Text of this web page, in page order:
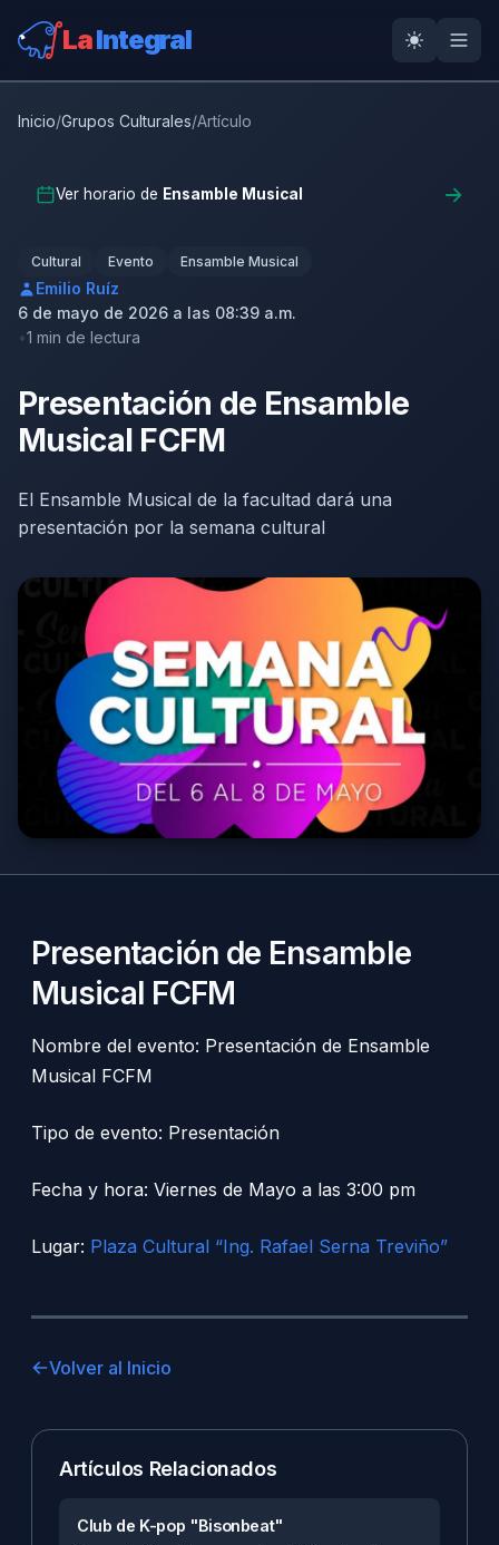
LaIntegral
Inicio/Grupos Culturales/Artículo
Ver horario de Ensamble Musical
Cultural Evento Ensamble Musical
Emilio Ruíz
6 de mayo de 2026 a las 08:39 a.m.
1 min de lectura
Presentación de Ensamble
Musical FCFM
El Ensamble Musical de la facultad dará una
presentación por la semana cultural
Presentación de Ensamble
Musical FCFM
Nombre del evento: Presentación de Ensamble
Musical FCFM
Tipo de evento: Presentación
Fecha y hora: Viernes de Mayo a las 3:00 pm
Lugar: Plaza Cultural “Ing. Rafael Serna Treviño”
Volver al Inicio
Artículos Relacionados
Club de K-pop "Bisonbeat"